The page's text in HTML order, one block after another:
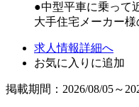
●中型平車に乗っ
大手住宅メーカー
求人情報詳細へ
お気に入りに追加
掲載期間：2026/08/05～